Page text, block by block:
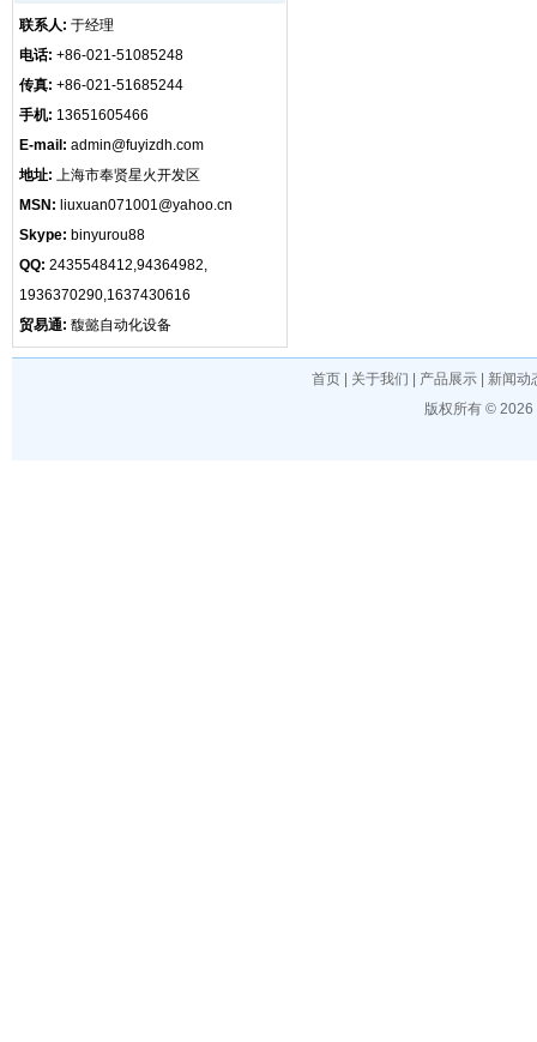
联系人: 于经理
电话: +86-021-51085248
传真: +86-021-51685244
手机: 13651605466
E-mail: admin@fuyizdh.com
地址: 上海市奉贤星火开发区
MSN: liuxuan071001@yahoo.cn
Skype: binyurou88
QQ: 2435548412,94364982,
1936370290,1637430616
贸易通: 馥懿自动化设备
首页 关于我们 产品展示
新闻动
版权所有 © 2026